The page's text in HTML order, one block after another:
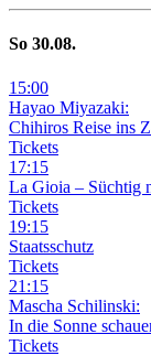
So 30.08.
15:00
Hayao Miyazaki:
Chihiros Reise ins
Tickets
17:15
La Gioia – Süchtig
Tickets
19:15
Staatsschutz
Tickets
21 :15
Mascha Schilinski:
In die Sonne
Tickets